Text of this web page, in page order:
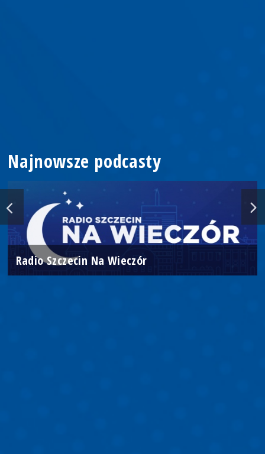
Najnowsze podcasty
Radio Szczecin Na Wieczór